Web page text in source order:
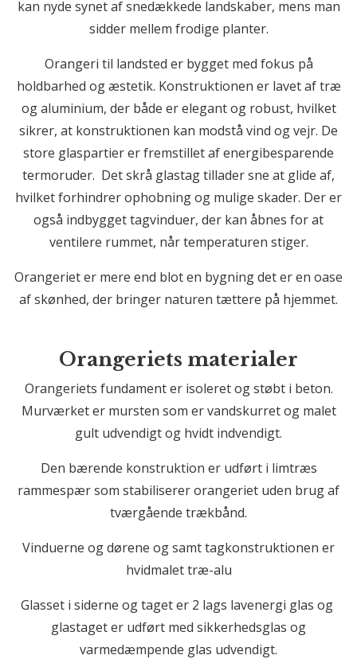
kan nyde synet af snedækkede landskaber, mens man
sidder mellem frodige planter.
Orangeri til landsted er bygget med fokus på
holdbarhed og æstetik. Konstruktionen er lavet af træ
og aluminium, der både er elegant og robust, hvilket
sikrer, at konstruktionen kan modstå vind og vejr. De
store glaspartier er fremstillet af energibesparende
termoruder. Det skrå glastag tillader sne at glide af,
hvilket forhindrer ophobning og mulige skader. Der er
også indbygget tagvinduer, der kan åbnes for at
ventilere rummet, når temperaturen stiger.
Orangeriet er mere end blot en bygning det er en oase
af skønhed, der bringer naturen tættere på hjemmet.
Orangeriets materialer
Orangeriets fundament er isoleret og støbt i beton.
Murværket er mursten som er vandskurret og malet
gult udvendigt og hvidt indvendigt.
Den bærende konstruktion er udført i limtræs
rammespær som stabiliserer orangeriet uden brug af
tværgående trækbånd.
Vinduerne og dørene og samt tagkonstruktionen er
hvidmalet træ-alu
Glasset i siderne og taget er 2 lags lavenergi glas og
glastaget er udført med sikkerhedsglas og
varmedæmpende glas udvendigt.